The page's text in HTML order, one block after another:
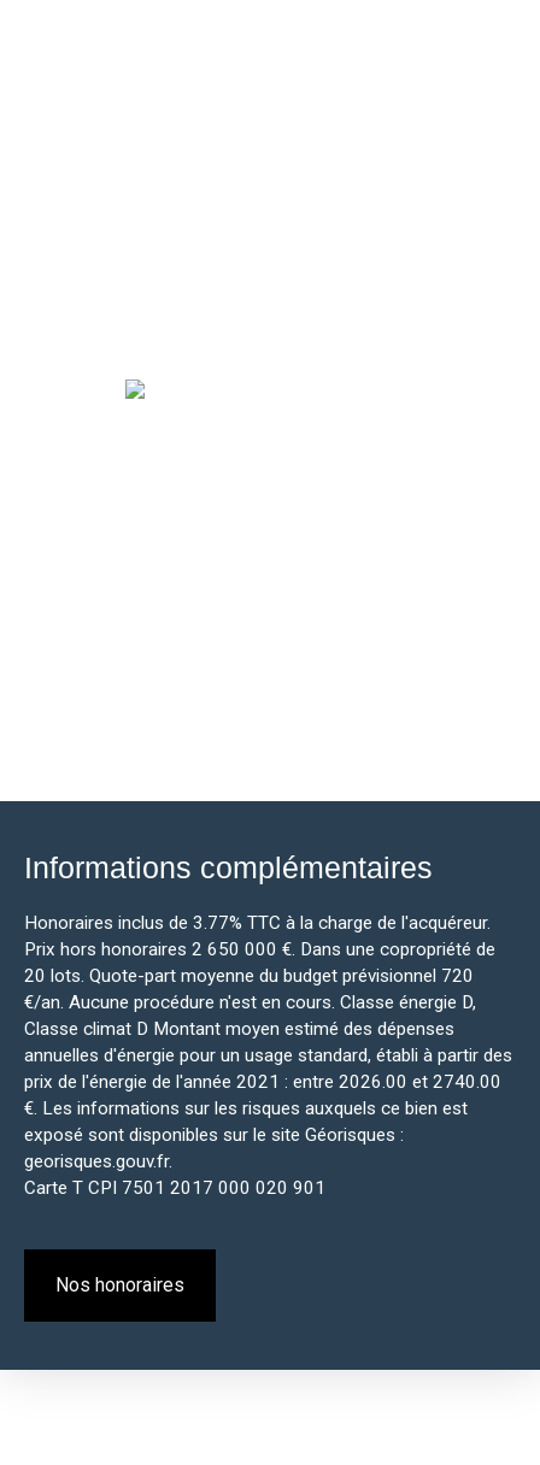
Informations complémentaires
Honoraires inclus de 3.77% TTC à la charge de l'acquéreur.
Prix hors honoraires 2 650 000 €. Dans une copropriété de
20 lots. Quote-part moyenne du budget prévisionnel 720
€/an. Aucune procédure n'est en cours. Classe énergie D,
Classe climat D Montant moyen estimé des dépenses
annuelles d'énergie pour un usage standard, établi à partir des
prix de l'énergie de l'année 2021 : entre 2026.00 et 2740.00
€. Les informations sur les risques auxquels ce bien est
exposé sont disponibles sur le site Géorisques :
georisques.gouv.fr.
Carte T CPI 7501 2017 000 020 901
Nos honoraires